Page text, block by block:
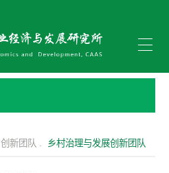
创新团队 . 乡村治理与发展创新团队